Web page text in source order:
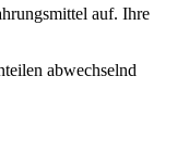
auf. Ihre
abwechselnd